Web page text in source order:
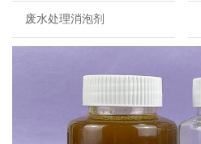
废水处理消泡剂